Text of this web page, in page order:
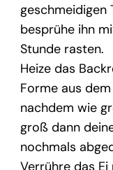
geschmeidigen
besprühe ihn
Stunde rasten.
Heize das
Forme aus
nachdem wie
groß dann
nochmals
Verrühre das